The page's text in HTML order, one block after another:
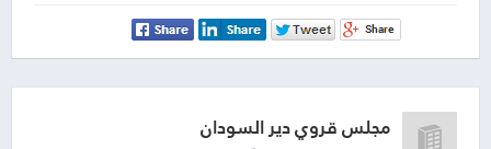
مجلس قروي دير السودان